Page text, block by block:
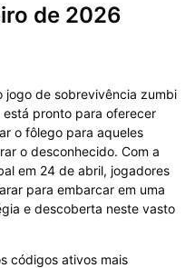
de 2026
jogo de sobrevivência zumbi
pronto para oferecer
o fôlego para aqueles
o desconhecido. Com a
em 24 de abril, jogadores
para embarcar em uma
e descoberta neste vasto
códigos ativos mais